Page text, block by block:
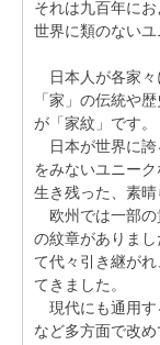
それは九百年に
世界に類のない
日本人が各家々
「家」の伝統や
が「家紋」です。
日本が世界に誇
をみないユニー
生き残った、素晴
欧州では一部の
の紋章がありま
て代々引き継が
てきました。
現代にも通用す
など多方面で改